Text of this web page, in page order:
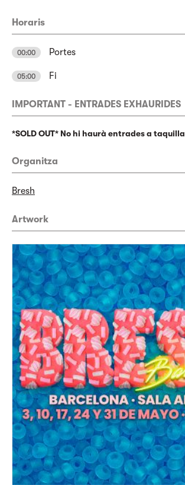
Horaris
00:00 Portes
05:00 Fi
IMPORTANT - ENTRADES EXHAURIDES
*SOLD OUT* No hi haurà entrades a taquilla
Organitza
Bresh
Artwork